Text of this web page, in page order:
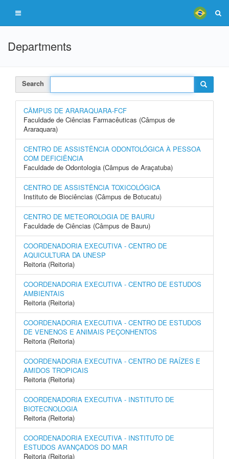
Departments
Search
CÂMPUS DE ARARAQUARA-FCF
Faculdade de Ciências Farmacêuticas (Câmpus de
Araraquara)
CENTRO DE ASSISTÊNCIA ODONTOLÓGICA À PESSOA
COM DEFICIÊNCIA
Faculdade de Odontologia (Câmpus de Araçatuba)
CENTRO DE ASSISTÊNCIA TOXICOLÓGICA
Instituto de Biociências (Câmpus de Botucatu)
CENTRO DE METEOROLOGIA DE BAURU
Faculdade de Ciências (Câmpus de Bauru)
COORDENADORIA EXECUTIVA - CENTRO DE
AQUICULTURA DA UNESP
Reitoria (Reitoria)
COORDENADORIA EXECUTIVA - CENTRO DE ESTUDOS
AMBIENTAIS
Reitoria (Reitoria)
COORDENADORIA EXECUTIVA - CENTRO DE ESTUDOS
DE VENENOS E ANIMAIS PEÇONHENTOS
Reitoria (Reitoria)
COORDENADORIA EXECUTIVA - CENTRO DE RAÍZES E
AMIDOS TROPICAIS
Reitoria (Reitoria)
COORDENADORIA EXECUTIVA - INSTITUTO DE
BIOTECNOLOGIA
Reitoria (Reitoria)
COORDENADORIA EXECUTIVA - INSTITUTO DE
ESTUDOS AVANÇADOS DO MAR
Reitoria (Reitoria)